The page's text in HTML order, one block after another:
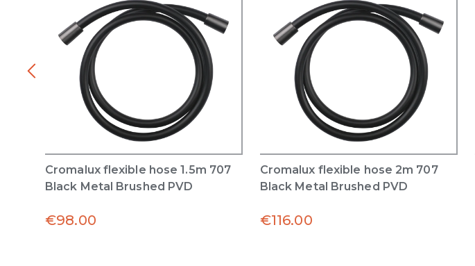
Cromalux flexible hose 1.5m 707
Black Metal Brushed PVD
€98.00
Cromalux flexible hose 2m 707
Black Metal Brushed PVD
€116.00